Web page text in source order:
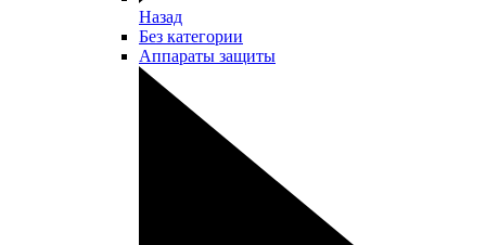
Назад
Без категории
Аппараты защиты